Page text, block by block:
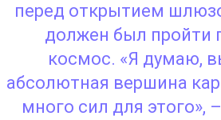
перед открытием
должен был пройти
космос. «Я думаю,
абсолютная вершина
много сил для этого»,